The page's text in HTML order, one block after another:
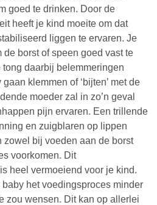
goed te drinken. Door de
heeft je kind moeite om dat
liggen te ervaren. Je
de borst of speen goed vast te
tong daarbij belemmeringen
klemmen of ‘bijten’ met de
moeder zal in zo’n geval
pijn ervaren. Een trillende
en zuigblaren op lippen
zowel bij voeden aan de borst
voorkomen. Dit
heel vermoeiend voor je kind.
baby het voedingsproces minder
zou wensen. Dit kan op allerlei